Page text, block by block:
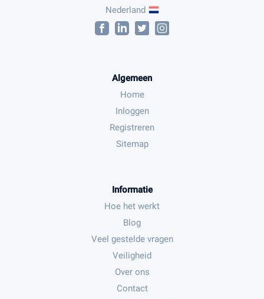
Nederland
Algemeen
Home
Inloggen
Registreren
Sitemap
Informatie
Hoe het werkt
Blog
Veel gestelde vragen
Veiligheid
Over ons
Contact